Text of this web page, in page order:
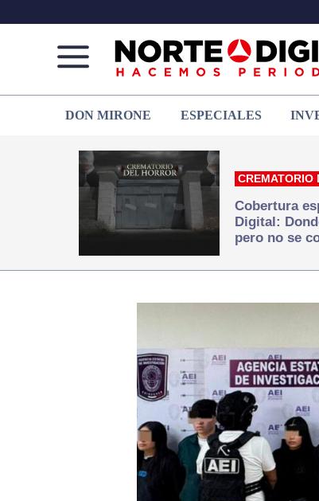
de
Juárez
que
hacemos periodismo
DON MIRONE ESPECIALES
CREMATORIO
Cobertura
Digital:
pero no se